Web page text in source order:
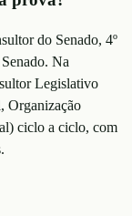
do Senado, 4º
Na
Legislativo
Organização
ciclo a ciclo, com